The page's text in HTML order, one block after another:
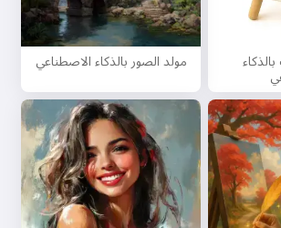
مولد الصور بالذكاء الاصطناعي